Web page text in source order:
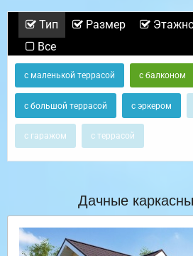
Тип Размер
Все
с маленькой террасой с балконом
с большой террасой с эркером
с гаражом с террасой
Дачные